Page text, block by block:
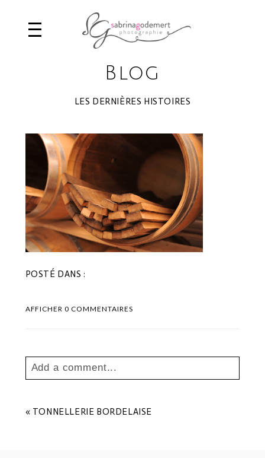
Blog
LES DERNIÈRES HISTOIRES
POSTÉ DANS :
AFFICHER0 COMMENTAIRES
Add a comment...
Les champs marqués sont requis *
« TONNELLERIE BORDELAISE